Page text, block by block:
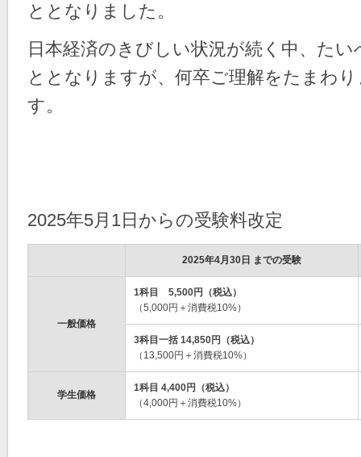
ととなりました。
日本経済のきびしい状況が続く中、た
ととなりますが、何卒ご理解をたまわ
す。
2025年5月1日からの受験料改定
2025年4月30日 までの受験
一般価格
1科目 5,500円（税込）
（5,000円＋消費税10%）
3科目一括 14,850円（税込）
（13,500円＋消費税10%）
学生価格
1科目 4,400円（税込）
（4,000円＋消費税10%）